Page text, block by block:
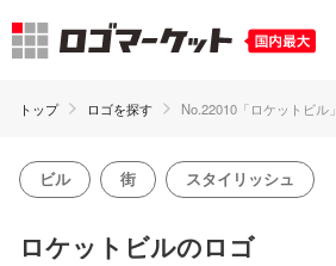
トップ ロゴを探す No.22010「ロケットビル」
ビル 街 スタイリッシュ
ロケットビルのロゴ